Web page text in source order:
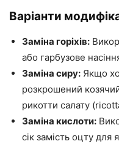
Варіанти
Заміна горіхів:
або гарбузове
Заміна сиру: Якщо
розкрошений
рикотти салату
Заміна кислоти:
сік замість оцту для